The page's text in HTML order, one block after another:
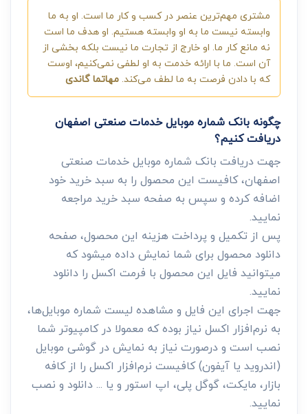
مشتری مهم‌ترین عنصر در کسب و کار ما است. او به ما
وابسته نیست ما به او وابسته هستیم. او هدف ما است
نه مانع کار ما. او خارج از تجارت ما نیست بلکه بخشی از
آن است. ما با ارائه خدمت به او لطفی نمی‌کنیم، اوست
که با دادن فرصت به ما لطف می‌کند. مهاتما گاندی
چگونه بانک شماره موبایل خدمات صنعتی اصفهان
دریافت کنیم؟
جهت دریافت بانک شماره موبایل خدمات صنعتی
اصفهان، کافیست این محصول را به سبد خرید خود
اضافه کرده و سپس به صفحه سبد خرید مراجعه
نمایید.
پس از تکمیل و پرداخت هزینه این محصول، صفحه
دانلود محصول برای شما نمایش داده میشود که
میتوانید فایل این محصول با فرمت اکسل را دانلود
نمایید.
جهت اجرای این فایل و مشاهده لیست شماره موبایل‌ها،
به نرم‌افزار اکسل نیاز بوده که معمولا در کامپیوتر شما
نصب است و درصورت نیاز به نمایش در گوشی موبایل
(اندروید یا آیفون) کافیست نرم‌افزار اکسل را از کافه
بازار، مایکت، گوگل پلی، اپ استور و یا ... دانلود و نصب
نمایید.